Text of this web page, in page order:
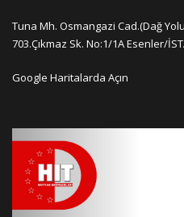
Tuna Mh. Osmangazi Cad.(Dağ
703.Çıkmaz Sk. No:1/1A Esenler/
Google Haritalarda Açın